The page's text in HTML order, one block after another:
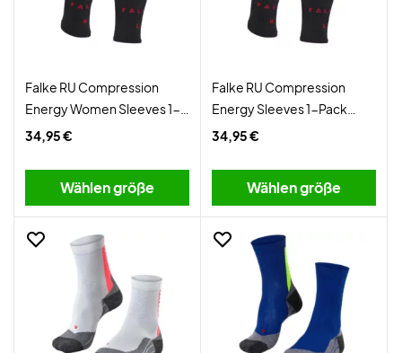
Falke RU Compression
Energy Women Sleeves 1-
Pack Black
34,95 €
Wählen größe
Falke RU Compression
Energy Sleeves 1-Pack
Black
34,95 €
Wählen größe